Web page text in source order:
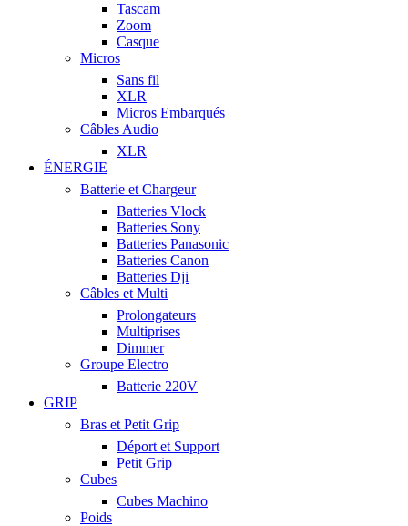
Tascam
Zoom
Casque
Micros
Sans fil
XLR
Micros Embarqués
Câbles Audio
XLR
ÉNERGIE
Batterie et Chargeur
Batteries Vlock
Batteries Sony
Batteries Panasonic
Batteries Canon
Batteries Dji
Câbles et Multi
Prolongateurs
Multiprises
Dimmer
Groupe Electro
Batterie 220V
GRIP
Bras et Petit Grip
Déport et Support
Petit Grip
Cubes
Cubes Machino
Poids